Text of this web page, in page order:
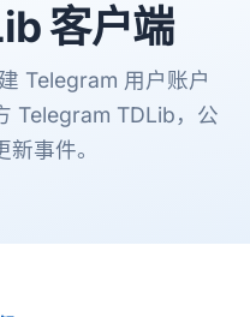
客户端
Telegram 用户账户
Telegram TDLib，公
事件。